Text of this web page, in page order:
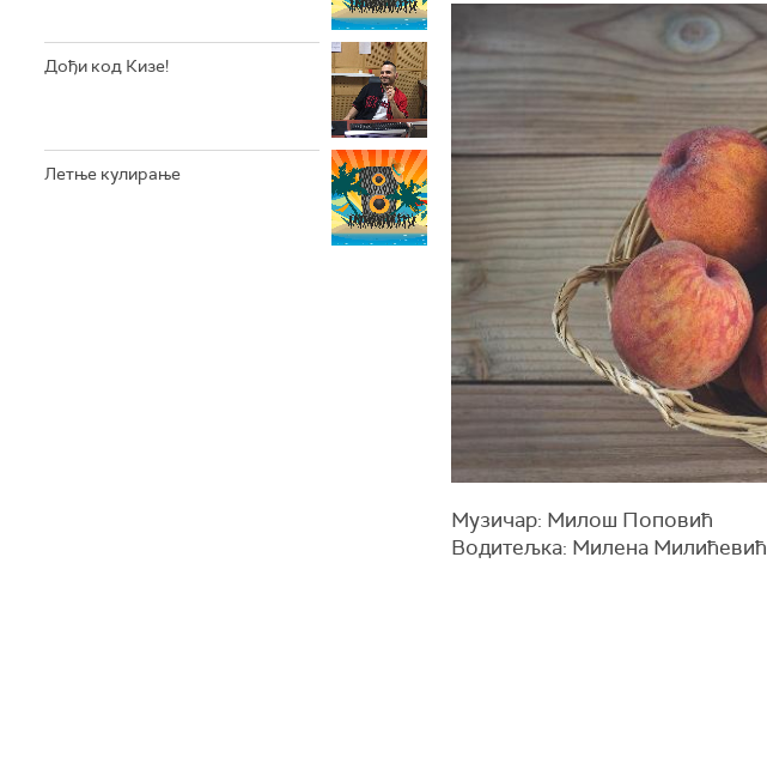
Дођи код Кизе!
Летње кулирање
Музичар: Милош Поповић
Водитељка: Милена Милићевић